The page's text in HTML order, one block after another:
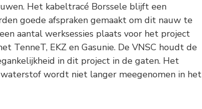
Het kabeltracé Borssele blijft een
goede afspraken gemaakt om dit nauw te
aantal werksessies plaats voor het project
TenneT, EKZ en Gasunie. De VNSC houdt de
in dit project in de gaten. Het
wordt niet langer meegenomen in het